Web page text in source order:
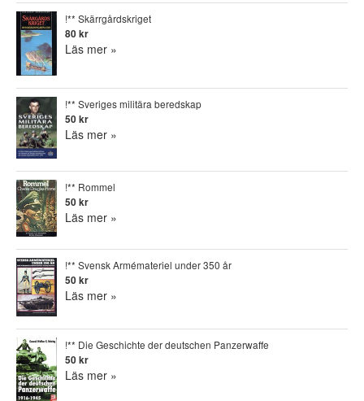
!** Skärrgårdskriget
80 kr
Läs mer »
!** Sveriges militära beredskap
50 kr
Läs mer »
!** Rommel
50 kr
Läs mer »
!** Svensk Armémateriel under 350 år
50 kr
Läs mer »
!** Die Geschichte der deutschen Panzerwaffe
50 kr
Läs mer »